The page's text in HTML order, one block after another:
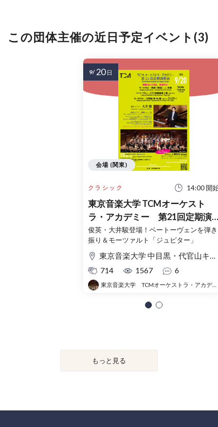
この団体主催の近日予定イベント(3)
クラシック 14:00 開
東京音楽大学 TCMオーケスト
ラ・アカデミー 第21回定期演
奏会
俊英・大井駿登場！ベートーヴェンを弾き
振り＆モーツァルト「ジュピター」
東京音楽大学 中目黒・代官山キャンパス TCMホール
714
1567 6
東京音楽大学 TCMオーケストラ・アカデミー
会場 (関東)
9/ 20 日
もっと見る